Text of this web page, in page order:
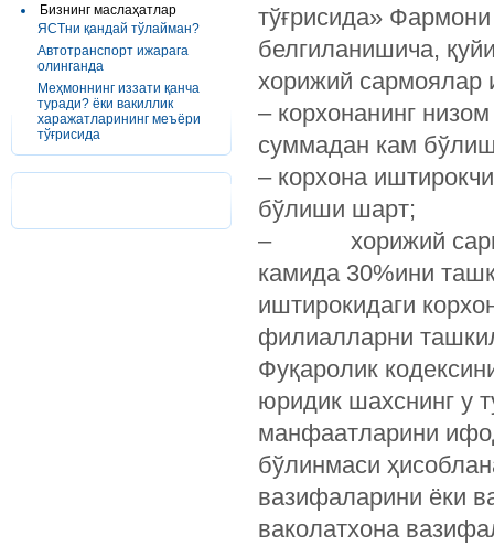
Бизнинг маслаҳатлар
ЯСТни қандай тўлайман?
Автотранспорт ижарага
олинганда
Меҳмоннинг иззати қанча
туради? ёки вакиллик
харажатларининг меъёри
тўғрисида
тўғрисида»
белгиланишича,
хорижий сармоялар
– корхонанинг
суммадан кам
– корхона
бўлиши шарт;
– хорижий
камида 30%ини
иштирокидаги
филиалларни
Фуқаролик
юридик шахснинг у
манфаатларини
бўлинмаси
вазифаларини ёки
ваколатхона